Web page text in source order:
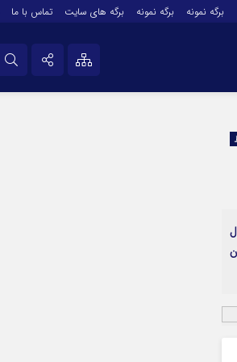
برگه نمونه برگه نمونه برگه های سایت تماس با ما